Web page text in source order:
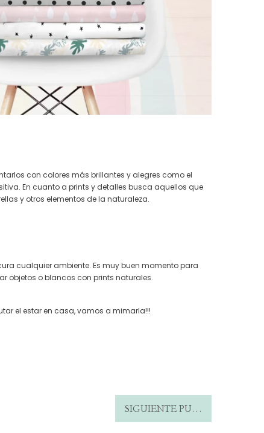
con colores más brillantes y alegres como el
En cuanto a prints y detalles busca aquellos que
y otros elementos de la naturaleza.
cualquier ambiente. Es muy buen momento para
objetos o blancos con prints naturales.
el estar en casa, vamos a mimarla!!!
SIGUIENTE PUBLICACIÓN